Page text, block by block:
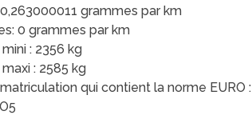
0,263000011 grammes par km
0 grammes par km
: 2356 kg
: 2585 kg
qui contient la norme EURO :